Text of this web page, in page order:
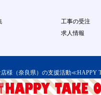
工事の受注
求人情報
店様（奈良県）の支援活動≪HAPPY